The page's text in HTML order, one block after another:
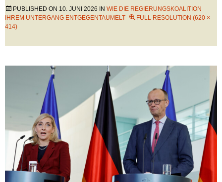
PUBLISHED ON 10. JUNI 2026 IN WIE DIE REGIERUNGSKOALITION
IHREM UNTERGANG ENTGEGENTAUMELT
FULL RESOLUTION (620 ×
414)